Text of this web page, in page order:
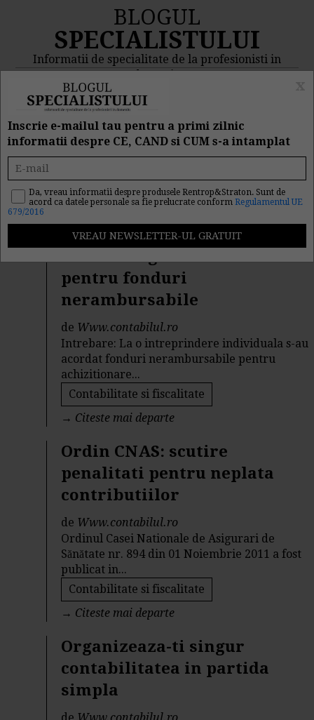
BLOGUL
SPECIALISTULUI
Informatii de specialitate de la profesionisti in
domeniu
MENIU
Rezultat cautare "pfa"
Cautarea facuta dupa cuvantul/sirul de cuvinte "pfa" a
returnat 103 articole.
pentru fonduri
nerambursabile
de Www.contabilul.ro
Intrebare: La o intreprindere individuala s-au
acordat fonduri nerambursabile pentru
achizitionare...
Contabilitate si fiscalitate
→ Citeste mai departe
Ordin CNAS: scutire
penalitati pentru neplata
contributiilor
de Www.contabilul.ro
Ordinul Casei Nationale de Asigurari de
Sănătate nr. 894 din 01 Noiembrie 2011 a fost
publicat in...
Contabilitate si fiscalitate
→ Citeste mai departe
Organizeaza-ti singur
contabilitatea in partida
simpla
Inscrie e-mailul tau pentru a primi zilnic
informatii despre CE, CAND si CUM s-a intamplat
Da, vreau informatii despre produsele Rentrop&Straton. Sunt de
acord ca datele personale sa fie prelucrate conform Regulamentul UE
679/2016